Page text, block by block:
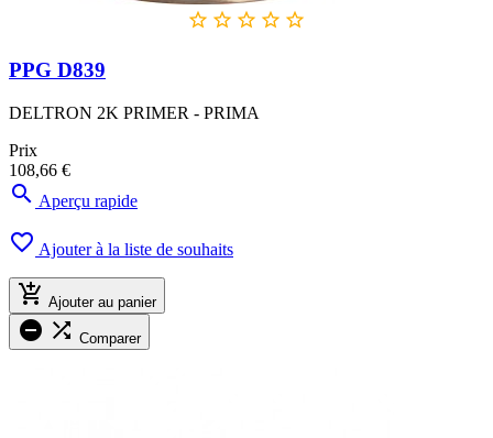
    
PPG D839
DELTRON 2K PRIMER - PRIMA
Prix
108,66 €
 Aperçu rapide
 Ajouter à la liste de souhaits
 Ajouter au panier
  Comparer